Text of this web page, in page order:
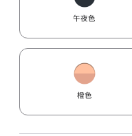
午夜色
橙色